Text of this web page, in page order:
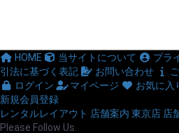
HOME 当サイトについて プラ
引法に基づく表記
お問い合わせ
ログイン
マイページ お気に入
新規会員登録
レンタルレイアウト 店舗案内 東京店 店
Please Follow Us.